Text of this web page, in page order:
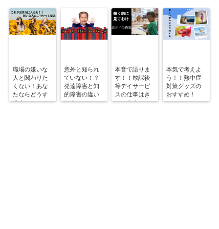
職場の嫌いな
人と関わりた
くない！あな
たならどうす
る？
意外と知られ
ていない！？
発達障害と知
的障害の違い
は？
本音で語りま
す！！放課後
等デイサービ
スの仕事はき
つい？？
本気で考えよ
う！！熱中症
対策グッズの
おすすめ！